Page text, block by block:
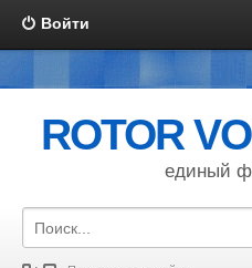
Войти
ROTOR
единый